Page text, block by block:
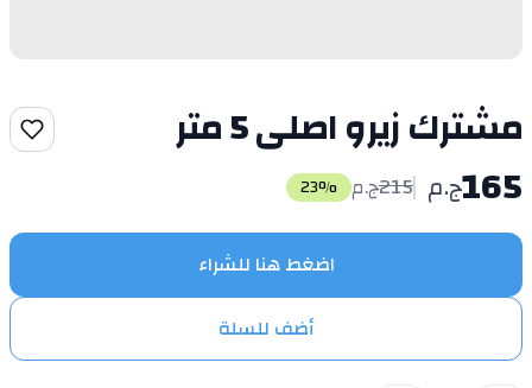
مشترك زيرو اصلى 5 متر
165ج.م 215ج.م 23%
اضغط هنا للشراء
أضف للسلة